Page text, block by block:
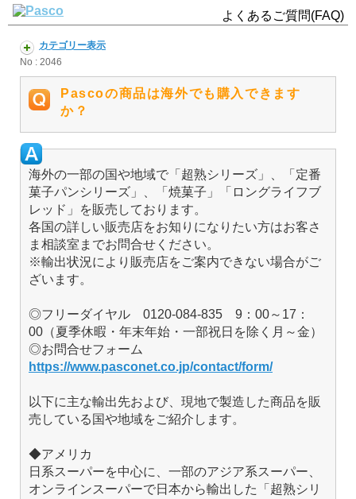
よくあるご質問(FAQ)
カテゴリー表示
No : 2046
Pascoの商品は海外でも購入できます
か？
海外の一部の国や地域で「超熟シリーズ」、「定番
菓子パンシリーズ」、「焼菓子」「ロングライフブ
レッド」を販売しております。
各国の詳しい販売店をお知りになりたい方はお客さ
ま相談室までお問合せください。
※輸出状況により販売店をご案内できない場合がご
ざいます。
◎フリーダイヤル 0120-084-835 9：00～17：
00（夏季休暇・年末年始・一部祝日を除く月～金）
◎お問合せフォーム
https://www.pasconet.co.jp/contact/form/
以下に主な輸出先および、現地で製造した商品を販
売している国や地域をご紹介します。
◆アメリカ
日系スーパーを中心に、一部のアジア系スーパー、
オンラインスーパーで日本から輸出した「超熟シリ